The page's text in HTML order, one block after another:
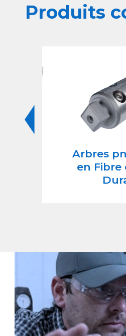
Produits
Arbres
en Fibre
Dura-